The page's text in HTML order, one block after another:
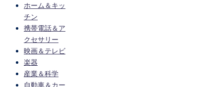
ホーム＆キッ
チン
携帯電話＆ア
クセサリー
映画＆テレビ
楽器
産業＆科学
自動車＆カー